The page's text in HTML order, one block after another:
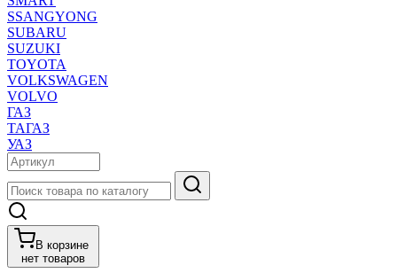
SSANGYONG
SUBARU
SUZUKI
TOYOTA
VOLKSWAGEN
VOLVO
ГАЗ
ТАГАЗ
УАЗ
В корзине
нет товаров